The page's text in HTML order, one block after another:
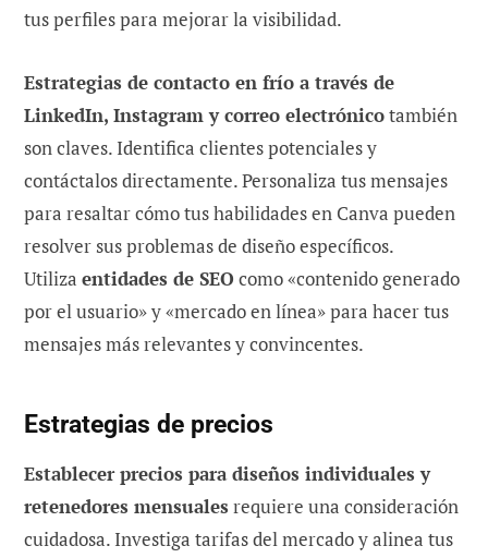
tus perfiles para mejorar la visibilidad.
Estrategias de contacto en frío a través de
LinkedIn, Instagram y correo electrónicotambién
son claves. Identifica clientes potenciales y
contáctalos directamente. Personaliza tus mensajes
para resaltar cómo tus habilidades en Canva pueden
resolver sus problemas de diseño específicos.
Utiliza entidades de SEO como «contenido generado
por el usuario» y «mercado en línea» para hacer tus
mensajes más relevantes y convincentes.
Estrategias de precios
Establecer precios para diseños individuales y
retenedores mensuales requiere una consideración
cuidadosa. Investiga tarifas del mercado y alinea tus